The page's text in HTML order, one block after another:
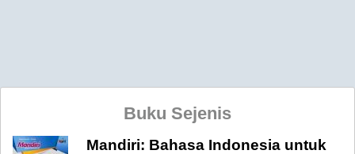
Buku Sejenis
Mandiri: Bahasa Indonesia untuk